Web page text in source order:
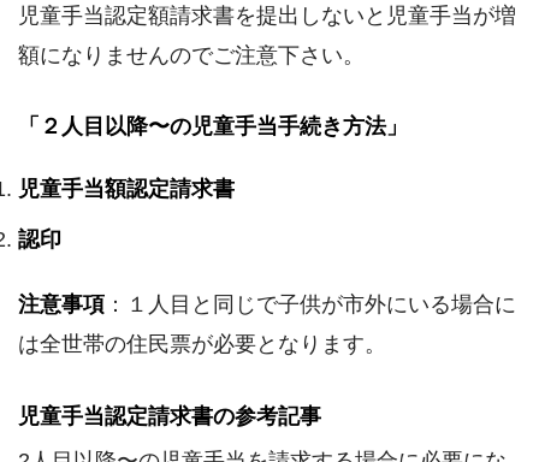
児童手当認定額請求書を提出しないと児童手当が増
額になりませんのでご注意下さい。
「２人目以降〜の児童手当手続き方法」
児童手当額認定請求書
認印
注意事項 ：１人目と同じで子供が市外にいる場合に
は全世帯の住民票が必要となります。
児童手当認定請求書の参考記事